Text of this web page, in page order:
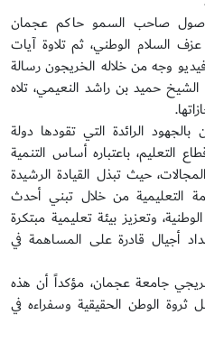
صاحب السمو حاكم عجمان
السلام الوطني، ثم تلاوة آيات
وجه من خلاله الخريجون رسالة
حميد بن راشد النعيمي، تلاه
الرائدة التي تقودها دولة
التعليم، باعتباره أساس التنمية
حيث تبذل القيادة الرشيدة
التعليمية من خلال تبني أحدث
وتعزيز بيئة تعليمية مبتكرة
أجيال قادرة على المساهمة في
جامعة عجمان، مؤكداً أن هذه
الوطن الحقيقية وسفراءه في